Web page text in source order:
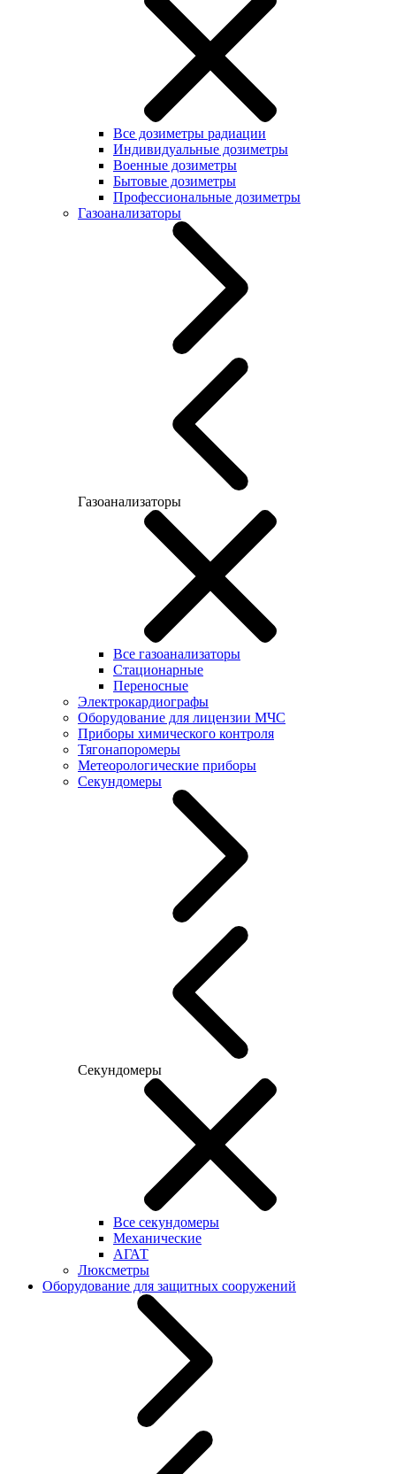
Все дозиметры радиации
Индивидуальные дозиметры
Военные дозиметры
Бытовые дозиметры
Профессиональные дозиметры
Газоанализаторы
Газоанализаторы
Все газоанализаторы
Cтационарные
Переносные
Электрокардиографы
Оборудование для лицензии МЧС
Приборы химического контроля
Тягонапоромеры
Метеорологические приборы
Секундомеры
Секундомеры
Все секундомеры
Механические
АГАТ
Люксметры
Оборудование для защитных сооружений